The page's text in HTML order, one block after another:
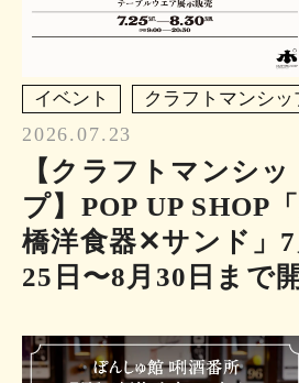
イベント クラフトマンシッ
2026.07.23
【クラフトマンシッ
プ】POP UP SHOP
橋洋食器✕サンド」7
25日〜8月30日まで